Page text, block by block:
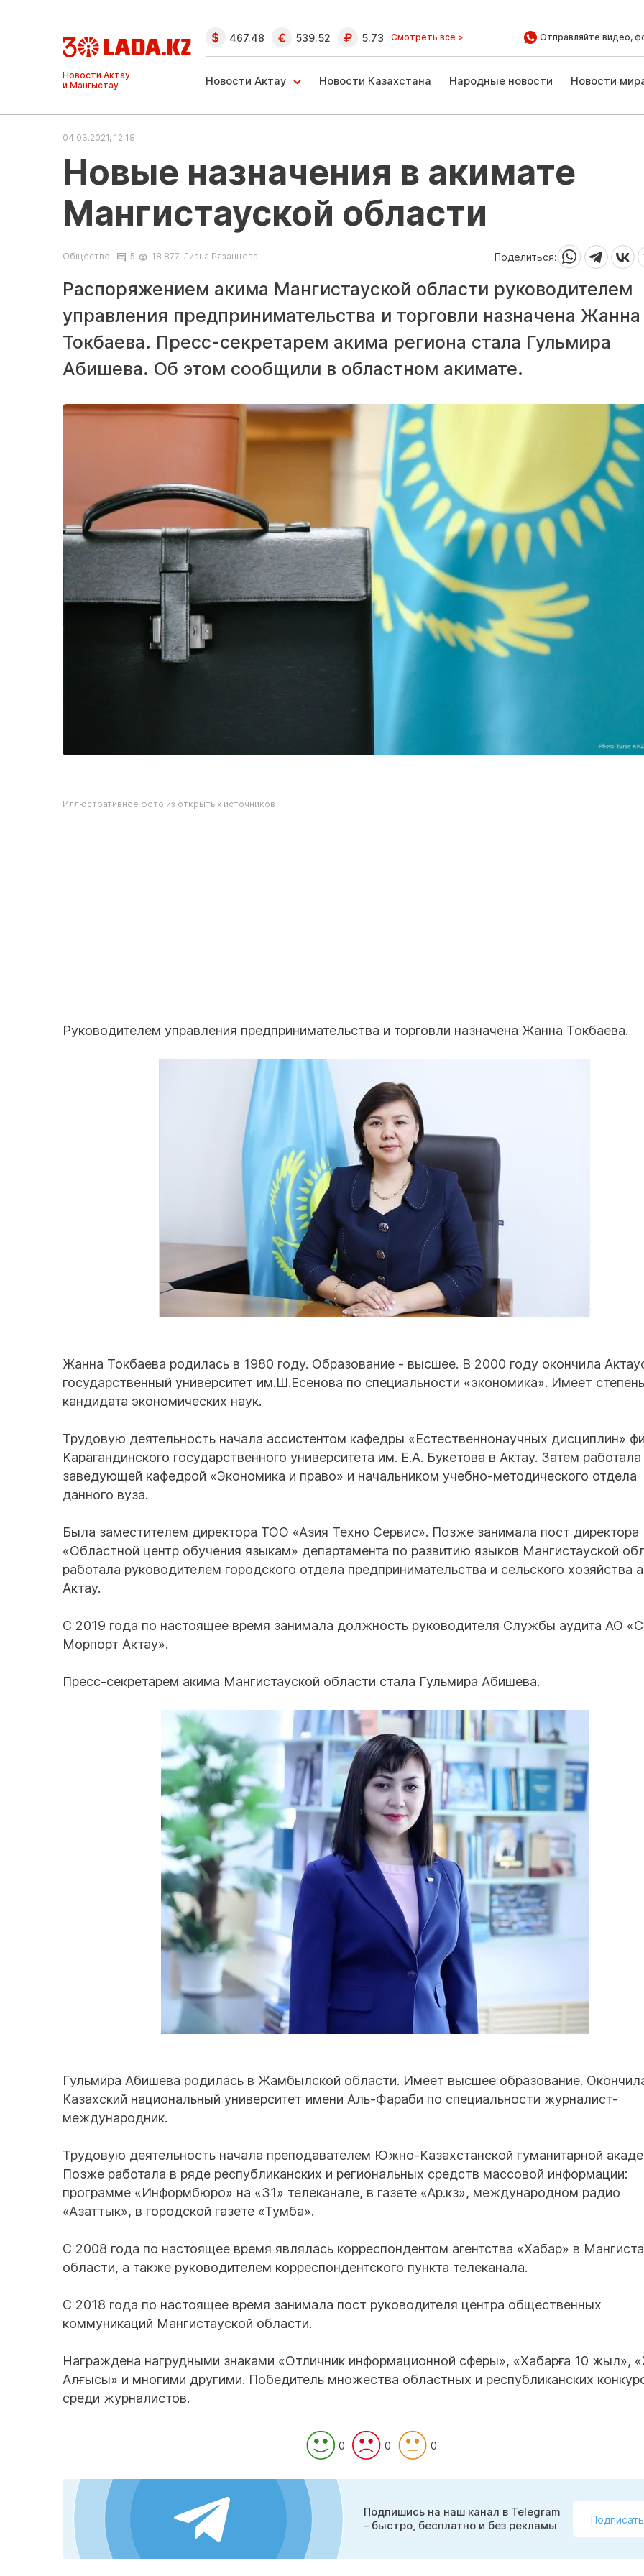
Ақтау және
Манғыстау
жаңалықтары
467.48 539.52 5.73 Смотреть все > Отправляйте видео,
Новости Актау Новости Казахстана Народные новости Новости
04.03.2021, 12:18
Новые назначения в акимате
Мангистауской области
Общество 5 18 877 Лиана Рязанцева Поделиться:
Распоряжением акима Мангистауской области руководителем
управления предпринимательства и торговли назначена Жанна
Токбаева. Пресс-секретарем акима региона стала Гульмира
Абишева. Об этом сообщили в областном акимате.
Иллюстративное фото из открытых источников
Руководителем управления предпринимательства и торговли назначена Жанна Токбаева.
Жанна Токбаева родилась в 1980 году. Образование - высшее. В 2000 году окончила
государственный университет им.Ш.Есенова по специальности «экономика». Имеет степень
кандидата экономических наук.
Трудовую деятельность начала ассистентом кафедры «Естественнонаучных дисциплин»
Карагандинского государственного университета им. Е.А. Букетова в Актау. Затем работала
заведующей кафедрой «Экономика и право» и начальником учебно-методического отдела
данного вуза.
Была заместителем директора ТОО «Азия Техно Сервис». Позже занимала пост
«Областной центр обучения языкам» департамента по развитию языков Мангистауской
работала руководителем городского отдела предпринимательства и сельского хозяйства
Актау.
С 2019 года по настоящее время занимала должность руководителя Службы аудита АО
Морпорт Актау».
Пресс-секретарем акима Мангистауской области стала Гульмира Абишева.
Гульмира Абишева родилась в Жамбылской области. Имеет высшее образование.
Казахский национальный университет имени Аль-Фараби по специальности журналист-
международник.
Трудовую деятельность начала преподавателем Южно-Казахстанской гуманитарной
Позже работала в ряде республиканских и региональных средств массовой информации:
программе «Информбюро» на «31» телеканале, в газете «Ар.кз», международном радио
«Азаттык», в городской газете «Тумба».
С 2008 года по настоящее время являлась корреспондентом агентства «Хабар» в
области, а также руководителем корреспондентского пункта телеканала.
С 2018 года по настоящее время занимала пост руководителя центра общественных
коммуникаций Мангистауской области.
Награждена нагрудными знаками «Отличник информационной сферы», «Хабарға 10 жыл»,
Алғысы» и многими другими. Победитель множества областных и республиканских
среди журналистов.
0 0 0
Подпишись на наш канал в Telegram
– быстро, бесплатно и без рекламы